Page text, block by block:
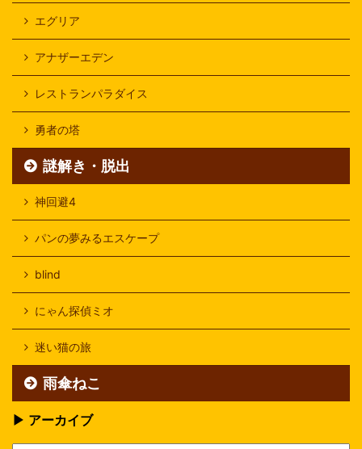
エグリア
アナザーエデン
レストランパラダイス
勇者の塔
謎解き・脱出
神回避4
パンの夢みるエスケープ
blind
にゃん探偵ミオ
迷い猫の旅
雨傘ねこ
▶ アーカイブ